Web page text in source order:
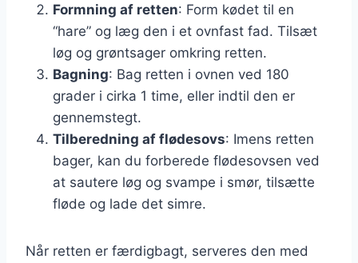
Formning af retten: Form kødet til en
“hare” og læg den i et ovnfast fad. Tilsæt
løg og grøntsager omkring retten.
Bagning: Bag retten i ovnen ved 180
grader i cirka 1 time, eller indtil den er
gennemstegt.
Tilberedning af flødesovs: Imens retten
bager, kan du forberede flødesovsen ved
at sautere løg og svampe i smør, tilsætte
fløde og lade det simre.
Når retten er færdigbagt, serveres den med